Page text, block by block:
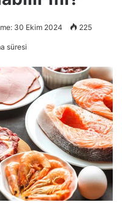
30 Ekim 2024 225
süresi